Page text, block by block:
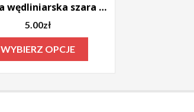
Przędza wędliniarska szara 100 gram
5.00zł
WYBIERZ OPCJE
produkt
wiele